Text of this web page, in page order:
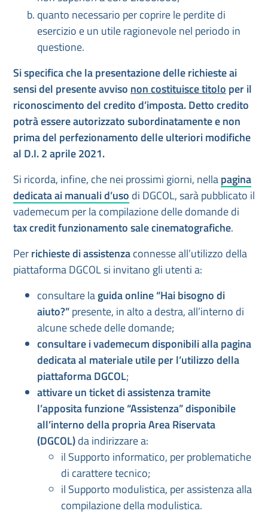
quanto necessario per coprire le perdite di
esercizio e un utile ragionevole nel periodo in
questione.
Si specifica che la presentazione delle richieste ai
sensi del presente avviso non costituisce titolo per il
riconoscimento del credito d’imposta. Detto credito
potrà essere autorizzato subordinatamente e non
prima del perfezionamento delle ulteriori modifiche
al D.I. 2 aprile 2021.
Si ricorda, infine, che nei prossimi giorni, nellapagina
dedicata ai manuali d’uso di DGCOL, sarà pubblicato il
vademecum per la compilazione delle domande di
tax credit funzionamento sale cinematografiche.
Perrichieste di assistenzaconnesse all’utilizzo della
piattaforma DGCOL si invitano gli utenti a:
consultare laguida online “Hai bisogno di
aiuto?”presente, in alto a destra, all’interno di
alcune schede delle domande;
consultare i vademecum disponibili alla pagina
dedicata al materiale utile per l’utilizzo della
piattaforma DGCOL;
attivare un ticket di assistenza tramite
l’apposita funzione “Assistenza” disponibile
all’interno della propria Area Riservata
(DGCOL)da indirizzare a:
il Supporto informatico, per problematiche
di carattere tecnico;
il Supporto modulistica, per assistenza alla
compilazione della modulistica.